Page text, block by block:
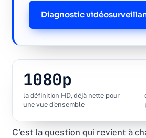
Diagnostic
1080p
la définition HD, déjà nette pour
une vue d'ensemble
C'est la question qui revient à